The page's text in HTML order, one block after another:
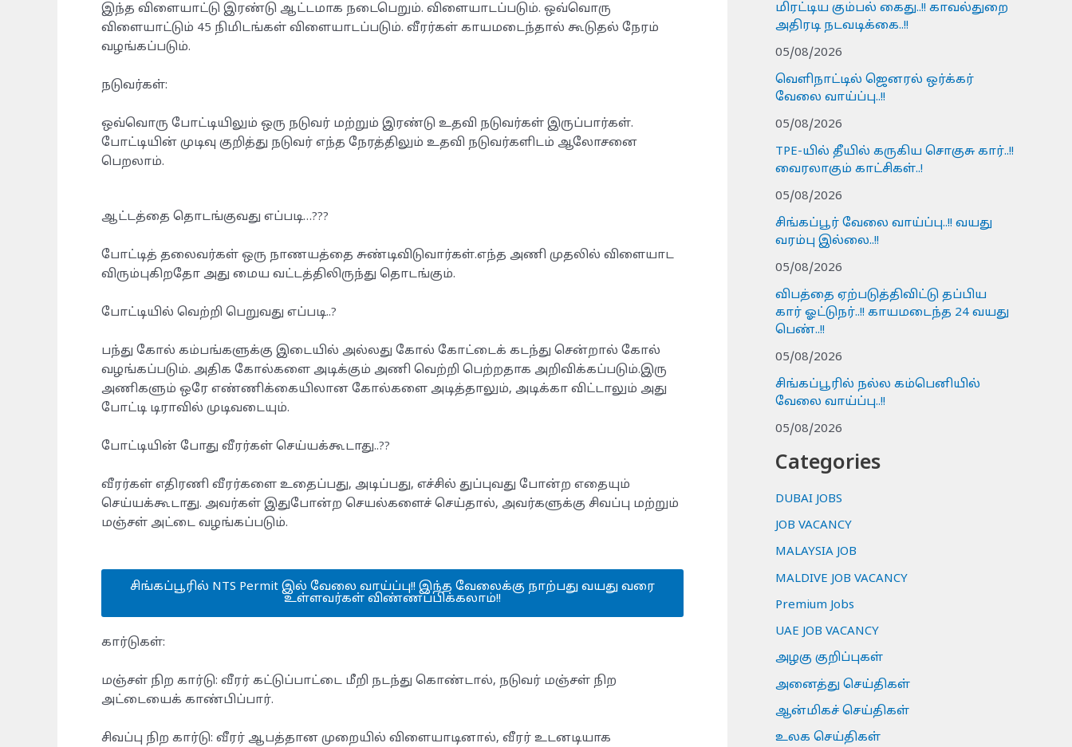
இந்த விளையாட்டு இரண்டு ஆட்டமாக நடைபெறும். விளையாடப்படும். ஒவ்வொரு
விளையாட்டும் 45 நிமிடங்கள் விளையாடப்படும். வீரர்கள் காயமடைந்தால் கூடுதல் நேரம்
வழங்கப்படும்.
நடுவர்கள்:
ஒவ்வொரு போட்டியிலும் ஒரு நடுவர் மற்றும் இரண்டு உதவி நடுவர்கள் இருப்பார்கள்.
போட்டியின் முடிவு குறித்து நடுவர் எந்த நேரத்திலும் உதவி நடுவர்களிடம் ஆலோசனை
பெறலாம்.
ஆட்டத்தை தொடங்குவது எப்படி…???
போட்டித் தலைவர்கள் ஒரு நாணயத்தை சுண்டிவிடுவார்கள்.எந்த அணி முதலில் விளையாட
விரும்புகிறதோ அது மைய வட்டத்திலிருந்து தொடங்கும்.
போட்டியில் வெற்றி பெறுவது எப்படி..?
பந்து கோல் கம்பங்களுக்கு இடையில் அல்லது கோல் கோட்டைக் கடந்து சென்றால் கோல்
வழங்கப்படும். அதிக கோல்களை அடிக்கும் அணி வெற்றி பெற்றதாக அறிவிக்கப்படும்.இரு
அணிகளும் ஒரே எண்ணிக்கையிலான கோல்களை அடித்தாலும், அடிக்கா விட்டாலும் அது
போட்டி டிராவில் முடிவடையும்.
போட்டியின் போது வீரர்கள் செய்யக்கூடாது..??
வீரர்கள் எதிரணி வீரர்களை உதைப்பது, அடிப்பது, எச்சில் துப்புவது போன்ற எதையும்
செய்யக்கூடாது. அவர்கள் இதுபோன்ற செயல்களைச் செய்தால், அவர்களுக்கு சிவப்பு மற்றும்
மஞ்சள் அட்டை வழங்கப்படும்.
சிங்கப்பூரில் NTS Permit இல் வேலை வாய்ப்பு!! இந்த வேலைக்கு நாற்பது வயது வரை
உள்ளவர்கள் விண்ணப்பிக்கலாம்!!
கார்டுகள்:
மஞ்சள் நிற கார்டு: வீரர் கட்டுப்பாட்டை மீறி நடந்து கொண்டால், நடுவர் மஞ்சள் நிற
அட்டையைக் காண்பிப்பார்.
சிவப்பு நிற கார்டு: வீரர் ஆபத்தான முறையில் விளையாடினால், வீரர் உடனடியாக
மிரட்டிய கும்பல் கைது..!! காவல்துறை
அதிரடி நடவடிக்கை..!!
05/08/2026
வெளிநாட்டில் ஜெனரல் ஒர்க்கர்
வேலை வாய்ப்பு..!!
05/08/2026
TPE-யில் தீயில் கருகிய சொகுசு கார்..!!
வைரலாகும் காட்சிகள்..!
05/08/2026
சிங்கப்பூர் வேலை வாய்ப்பு..!! வயது
வரம்பு இல்லை..!!
05/08/2026
விபத்தை ஏற்படுத்திவிட்டு தப்பிய
கார் ஓட்டுநர்..!! காயமடைந்த 24 வயது
பெண்..!!
05/08/2026
சிங்கப்பூரில் நல்ல கம்பெனியில்
வேலை வாய்ப்பு..!!
05/08/2026
Categories
DUBAI JOBS
JOB VACANCY
MALAYSIA JOB
MALDIVE JOB VACANCY
Premium Jobs
UAE JOB VACANCY
அழகு குறிப்புகள்
அனைத்து செய்திகள்
ஆன்மிகச் செய்திகள்
உலக செய்திகள்